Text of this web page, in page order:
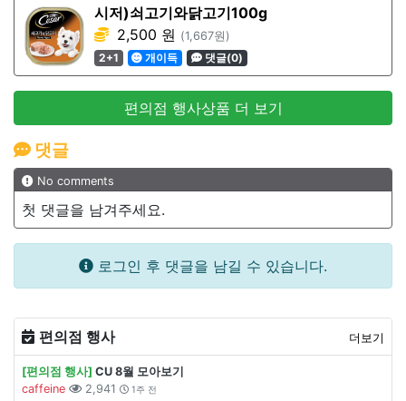
시저)쇠고기와닭고기100g
2,500 원 (1,667원)
2+1
개이득 댓글(0)
편의점 행사상품 더 보기
댓글
No comments
첫 댓글을 남겨주세요.
로그인 후 댓글을 남길 수 있습니다.
편의점 행사 더보기
[편의점 행사] CU 8월 모아보기
caffeine
2,941 1주 전